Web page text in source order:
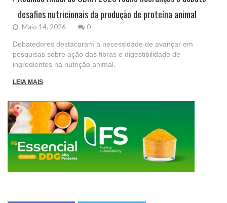
desafios nutricionais da produção de proteína animal
Maio 14, 2026 0
Debatedores destacaram a necessidade de avançar em
pesquisas sobre ação das fibras e digestibilidade de
ingredientes na nutrição animal.
LEIA MAIS